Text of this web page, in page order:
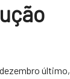
dezembro último,